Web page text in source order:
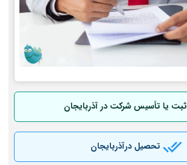
ثبت یا تأسیس شرکت در آذربایجان
تحصیل درآذربایجان